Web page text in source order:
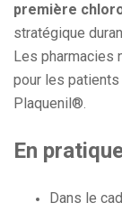
première
stratégique
Les pharmacies
pour les
Plaquenil®
En
Dans le